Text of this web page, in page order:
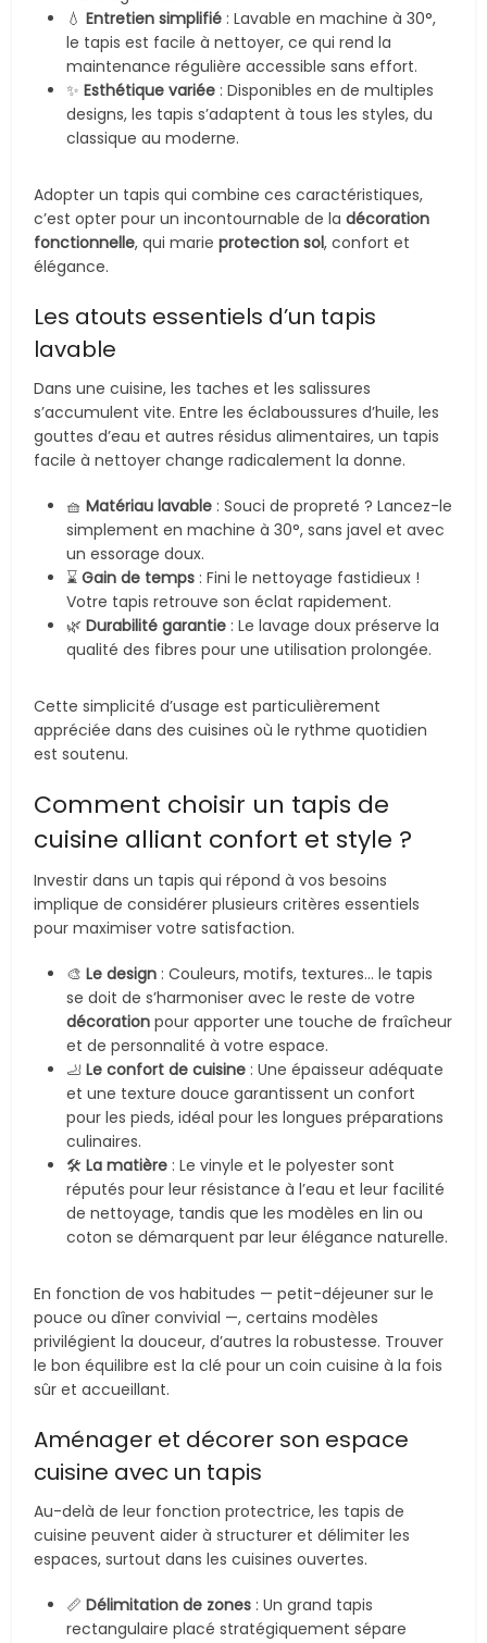
💧Entretien simplifié : Lavable en machine à 30°,
le tapis est facile à nettoyer, ce qui rend la
maintenance régulière accessible sans effort.
✨Esthétique variée : Disponibles en de multiples
designs, les tapis s’adaptent à tous les styles, du
classique au moderne.
Adopter un tapis qui combine ces caractéristiques,
c’est opter pour un incontournable de ladécoration
fonctionnelle, qui marieprotection sol, confort et
élégance.
Les atouts essentiels d’un tapis
lavable
Dans une cuisine, les taches et les salissures
s’accumulent vite. Entre les éclaboussures d’huile, les
gouttes d’eau et autres résidus alimentaires, un tapis
facile à nettoyer change radicalement la donne.
🧺Matériau lavable : Souci de propreté ? Lancez-le
simplement en machine à 30°, sans javel et avec
un essorage doux.
⌛Gain de temps : Fini le nettoyage fastidieux !
Votre tapis retrouve son éclat rapidement.
🌿Durabilité garantie : Le lavage doux préserve la
qualité des fibres pour une utilisation prolongée.
Cette simplicité d’usage est particulièrement
appréciée dans des cuisines où le rythme quotidien
est soutenu.
Comment choisir un tapis de
cuisine alliant confort et style ?
Investir dans un tapis qui répond à vos besoins
implique de considérer plusieurs critères essentiels
pour maximiser votre satisfaction.
🎨Le design : Couleurs, motifs, textures… le tapis
se doit de s’harmoniser avec le reste de votre
décoration pour apporter une touche de fraîcheur
et de personnalité à votre espace.
🦶Le confort de cuisine : Une épaisseur adéquate
et une texture douce garantissent un confort
pour les pieds, idéal pour les longues préparations
culinaires.
🛠️La matière : Le vinyle et le polyester sont
réputés pour leur résistance à l’eau et leur facilité
de nettoyage, tandis que les modèles en lin ou
coton se démarquent par leur élégance naturelle.
En fonction de vos habitudes — petit-déjeuner sur le
pouce ou dîner convivial —, certains modèles
privilégient la douceur, d’autres la robustesse. Trouver
le bon équilibre est la clé pour un coin cuisine à la fois
sûr et accueillant.
Aménager et décorer son espace
cuisine avec un tapis
Au-delà de leur fonction protectrice, les tapis de
cuisine peuvent aider à structurer et délimiter les
espaces, surtout dans les cuisines ouvertes.
📏Délimitation de zones : Un grand tapis
rectangulaire placé stratégiquement sépare